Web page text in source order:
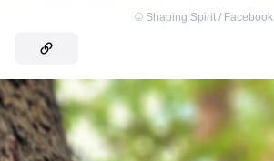
© Shaping Spirit / Facebook